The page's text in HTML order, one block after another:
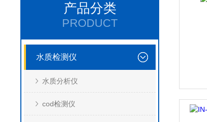
产品分类
PRODUCT
水质检测仪
水质分析仪
cod检测仪